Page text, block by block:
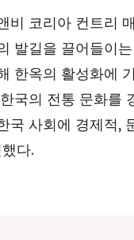
비 코리아 컨트리
발길을 끌어들이
한옥의 활성화에
국의 전통 문화를
국 사회에 경제적,
다.